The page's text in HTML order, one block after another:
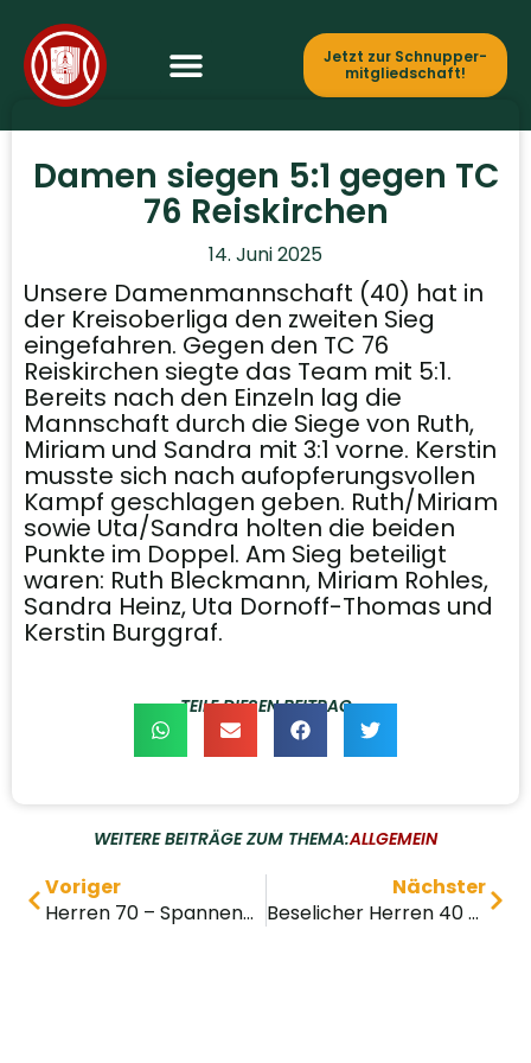
Jetzt zur Schnupper­
mitgliedschaft!
Damen siegen 5:1 gegen TC
76 Reiskirchen
14. Juni 2025
Unsere Damenmannschaft (40) hat in
der Kreisoberliga den zweiten Sieg
eingefahren. Gegen den TC 76
Reiskirchen siegte das Team mit 5:1.
Bereits nach den Einzeln lag die
Mannschaft durch die Siege von Ruth,
Miriam und Sandra mit 3:1 vorne. Kerstin
musste sich nach aufopferungsvollen
Kampf geschlagen geben. Ruth/Miriam
sowie Uta/Sandra holten die beiden
Punkte im Doppel. Am Sieg beteiligt
waren: Ruth Bleckmann, Miriam Rohles,
Sandra Heinz, Uta Dornoff-Thomas und
Kerstin Burggraf.
TEILE DIESEN BEITRAG
WEITERE BEITRÄGE ZUM THEMA:ALLGEMEIN
Voriger
Herren 70 – Spannendes Spiel gegen den TC Geisenheim
Nächster
Beselicher Herren 40 mit deutlichem Auswärtssieg